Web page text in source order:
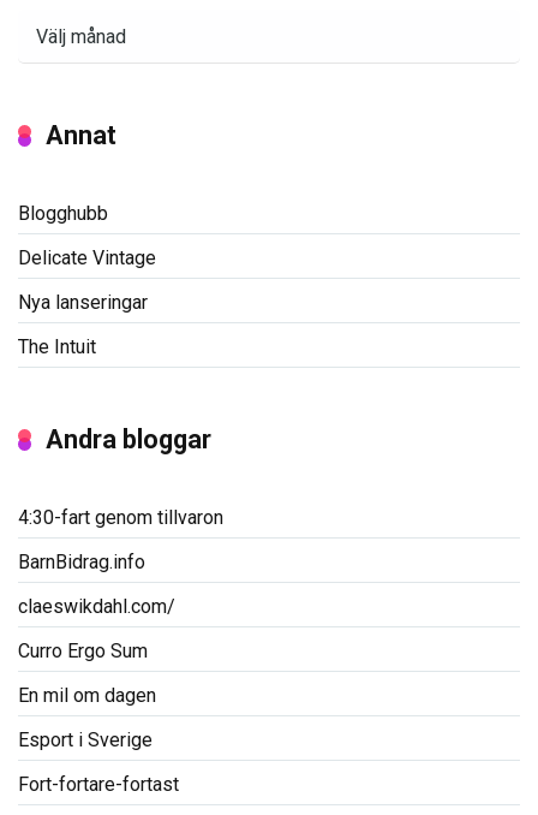
Annat
Blogghubb
Delicate Vintage
Nya lanseringar
The Intuit
Andra bloggar
4:30-fart genom tillvaron
BarnBidrag.info
claeswikdahl.com/
Curro Ergo Sum
En mil om dagen
Esport i Sverige
Fort-fortare-fortast